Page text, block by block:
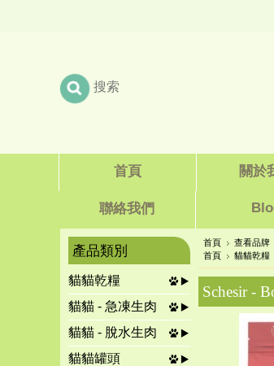
首頁 關於
聯絡我們
產品類別
貓貓乾糧
貓貓 - 急凍生肉
貓貓 - 脫水生肉
貓貓罐頭
首頁 查看品牌
首頁
貓貓乾糧
Schesir -